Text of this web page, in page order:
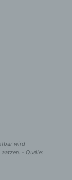
wird
- Quelle: